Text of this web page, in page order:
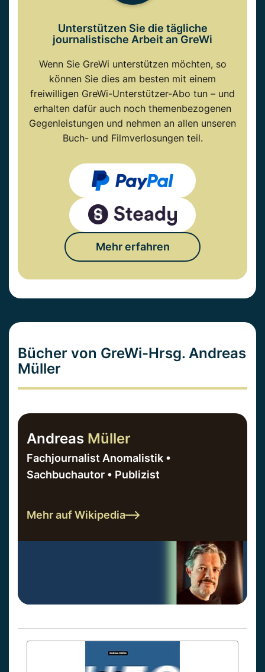
Unterstützen Sie die tägliche
journalistische Arbeit an GreWi
Wenn Sie GreWi unterstützen möchten, so
können Sie dies am besten mit einem
freiwilligen GreWi-Unterstützer-Abo tun – und
erhalten dafür auch noch themenbezogenen
Gegenleistungen und nehmen an allen unseren
Buch- und Filmverlosungen teil.
Mehr erfahren
Bücher von GreWi-Hrsg. Andreas
Müller
Andreas Müller
Fachjournalist Anomalistik •
Sachbuchautor • Publizist
Mehr auf Wikipedia